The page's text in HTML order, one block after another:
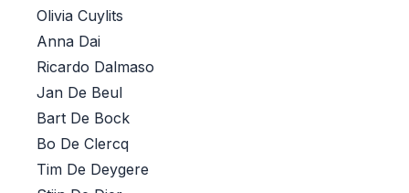
Olivia Cuylits
Anna Dai
Ricardo Dalmaso
Jan De Beul
Bart De Bock
Bo De Clercq
Tim De Deygere